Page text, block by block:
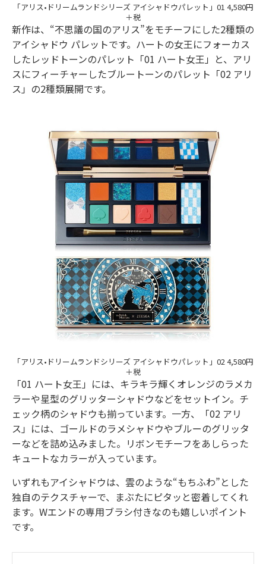
「アリス•ドリームランドシリーズ アイシャドウパレット」01 4,580円
＋税
新作は、“不思議の国のアリス”をモチーフにした2種類の
アイシャドウ パレットです。ハートの女王にフォーカス
したレッドトーンのパレット「01 ハート女王」と、アリ
スにフィーチャーしたブルートーンのパレット「02 アリ
ス」の2種類展開です。
「アリス•ドリームランドシリーズ アイシャドウパレット」02 4,580円
＋税
「01 ハート女王」には、キラキラ輝くオレンジのラメカ
ラーや星型のグリッターシャドウなどをセットイン。チ
ェック柄のシャドウも揃っています。一方、「02 アリ
ス」には、ゴールドのラメシャドウやブルーのグリッタ
ーなどを詰め込みました。リボンモチーフをあしらった
キュートなカラーが入っています。
いずれもアイシャドウは、雲のような“もちふわ”とした
独自のテクスチャーで、まぶたにピタッと密着してくれ
ます。Wエンドの専用ブラシ付きなのも嬉しいポイント
です。